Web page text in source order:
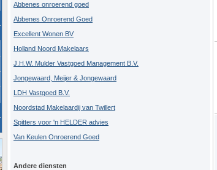
Abbenes onroerend goed
Abbenes Onroerend Goed
Excellent Wonen BV
Holland Noord Makelaars
J.H.W. Mulder Vastgoed Management B.V.
Jongewaard, Meijer & Jongewaard
LDH Vastgoed B.V.
Noordstad Makelaardij van Twillert
Spitters voor 'n HELDER advies
Van Keulen Onroerend Goed
Andere diensten